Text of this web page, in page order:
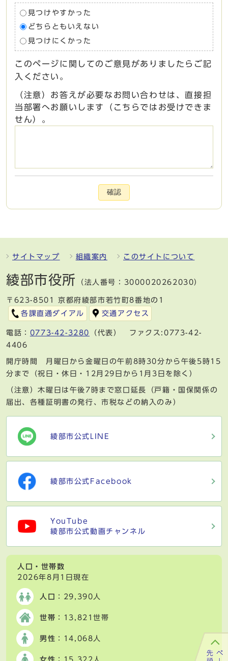
見つけやすかった
どちらともいえない
見つけにくかった
このページに関してのご意見がありましたらご記
入ください。
（注意）お答えが必要なお問い合わせは、直接担
当部署へお願いします（こちらではお受けできま
せん）。
確認
サイトマップ 組織案内 このサイトについて
綾部市役所 （法人番号：3000020262030）
〒623-8501 京都府綾部市若竹町8番地の1
各課直通ダイアル
交通アクセス
電話： 0773-42-3280
（代表） ファクス:0773-42-
4406
開庁時間 月曜日から金曜日の午前8時30分から午後5時15
分まで（祝日・休日・12月29日から1月3日を除く）
（注意）木曜日は午後7時まで窓口延長（戸籍・国保関係の
届出、各種証明書の発行、市税などの納入のみ）
綾部市公式LINE
綾部市公式Facebook
YouTube
綾部市公式動画チャンネル
人口・世帯数
2026年8月1日現在
人口 ：29,390人
世帯 ：13,821世帯
男性 ：14,068人
女性 ：15,322人